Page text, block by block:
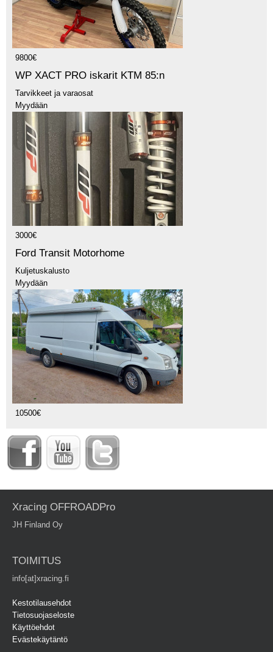
9800€
WP XACT PRO iskarit KTM 85:n
Tarvikkeet ja varaosat
Myydään
3000€
Ford Transit Motorhome
Kuljetuskalusto
Myydään
10500€
Xracing OFFROADPro
JH Finland Oy
TOIMITUS
info[at]xracing.fi
Kestotilausehdot
Tietosuojaseloste
Käyttöehdot
Evästekäytäntö